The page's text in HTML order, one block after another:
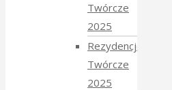
Twórcze
2025
Rezydencje
Twórcze
2025